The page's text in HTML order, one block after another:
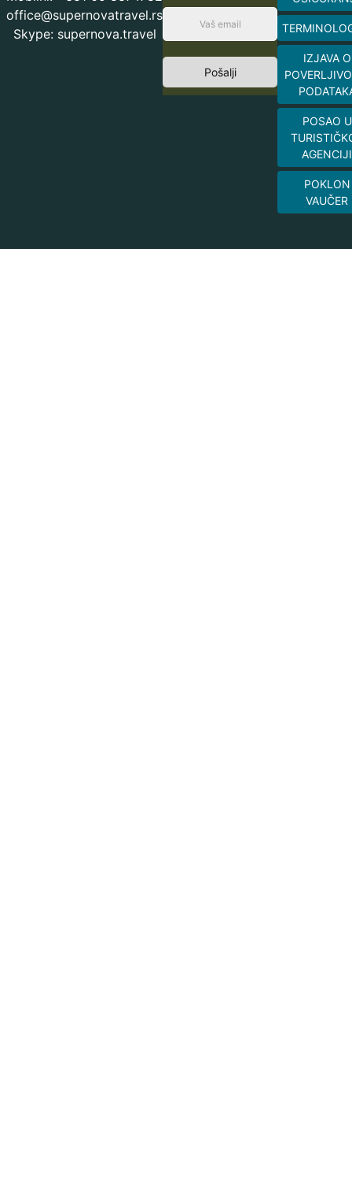
office@supernovatravel.rs
Skype: supernova.travel
Pošalji
IZJAVA O
POSAO U
AGENCIJI
POKLON
VAUČER